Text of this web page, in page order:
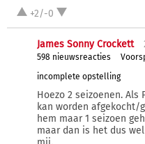
+2/-0
James Sonny Crockett
598 nieuwsreacties
incomplete opstelling
Hoezo 2 seizoenen.
kan worden afgekocht/
hem maar 1 seizoen
maar dan is het dus